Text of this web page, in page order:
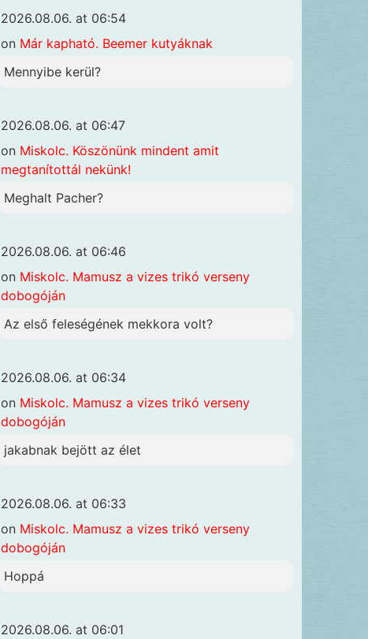
2026.08.06. at 06:54
on Már kapható. Beemer kutyáknak
Mennyibe kerül?
2026.08.06. at 06:47
on Miskolc. Köszönünk mindent amit
megtanítottál nekünk!
Meghalt Pacher?
2026.08.06. at 06:46
on Miskolc. Mamusz a vizes trikó verseny
dobogóján
Az első feleségének mekkora volt?
2026.08.06. at 06:34
on Miskolc. Mamusz a vizes trikó verseny
dobogóján
jakabnak bejött az élet
2026.08.06. at 06:33
on Miskolc. Mamusz a vizes trikó verseny
dobogóján
Hoppá
2026.08.06. at 06:01